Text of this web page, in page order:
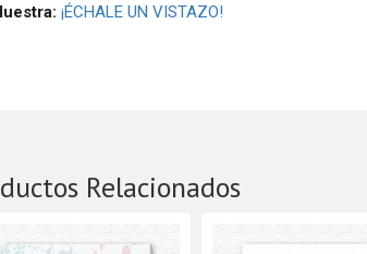
¡ÉCHALE UN VISTAZO!
Relacionados